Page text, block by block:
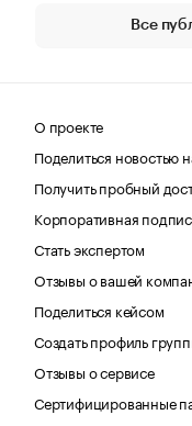
Все
О проекте
Поделиться новостью
Получить пробный
Корпоративная
Стать экспертом
Отзывы о вашей
Поделиться кейсом
Создать профиль
Отзывы о сервисе
Сертифицированные